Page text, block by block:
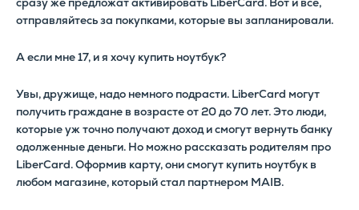
отправляйтесь за покупками, которые вы запланировали.
А если мне 17, и я хочу купить ноутбук?
Увы, дружище, надо немного подрасти. LiberCard могут
получить граждане в возрасте от 20 до 70 лет. Это люди,
которые уж точно получают доход и смогут вернуть банку
одолженные деньги. Но можно рассказать родителям про
LiberCard. Оформив карту, они смогут купить ноутбук в
любом магазине, который стал партнером MAIB.